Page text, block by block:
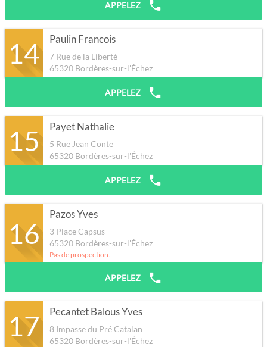
APPELEZ
14 Paulin Francois
7 Rue de la Liberté
65320 Bordères-sur-l'Échez
APPELEZ
15 Payet Nathalie
5 Rue Jean Conte
65320 Bordères-sur-l'Échez
APPELEZ
16
Pazos Yves
3 Place Capsus
65320 Bordères-sur-l'Échez
Pas de prospection.
APPELEZ
17 Pecantet Balous Yves
8 Impasse du Pré Catalan
65320 Bordères-sur-l'Échez